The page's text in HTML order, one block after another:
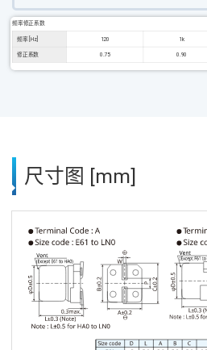
频率修正系数
频率 [Hz] 120 1k
修正系数 0.75 0.90
尺寸图 [mm]